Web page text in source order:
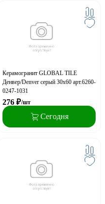
Керамогранит GLOBAL TILE
Денвер/Denver серый 30x60 арт.6260-
0247-1031
276 ₽/шт
Сегодня